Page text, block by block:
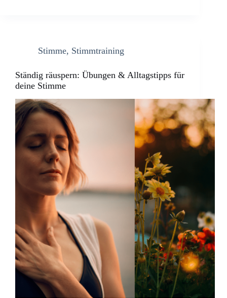
Stimme, Stimmtraining
Ständig räuspern: Übungen & Alltagstipps für
deine Stimme